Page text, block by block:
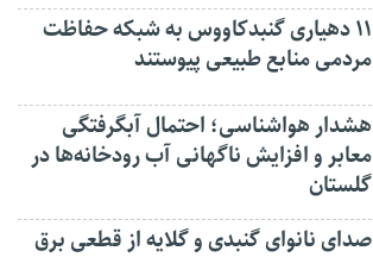
۱۱ دهیاری گنبدکاووس به شبکه حفاظت
مردمی منابع طبیعی پیوستند
هشدار هواشناسی؛ احتمال آبگرفتگی
معابر و افزایش ناگهانی آب رودخانه‌ها در
گلستان
صدای نانوای گنبدی و گلایه از قطعی برق